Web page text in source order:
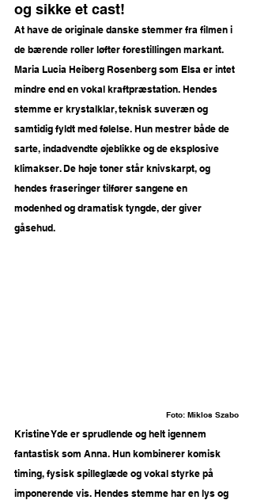
og sikke et cast!
At have de originale danske stemmer fra filmen i
de bærende roller løfter forestillingen markant.
Maria Lucia Heiberg Rosenberg som Elsa er intet
mindre end en vokal kraftpræstation. Hendes
stemme er krystalklar, teknisk suveræn og
samtidig fyldt med følelse. Hun mestrer både de
sarte, indadvendte øjeblikke og de eksplosive
klimakser. De høje toner står knivskarpt, og
hendes fraseringer tilfører sangene en
modenhed og dramatisk tyngde, der giver
gåsehud.
Foto: Miklos Szabo
Kristine Yde er sprudlende og helt igennem
fantastisk som Anna. Hun kombinerer komisk
timing, fysisk spilleglæde og vokal styrke på
imponerende vis. Hendes stemme har en lys og